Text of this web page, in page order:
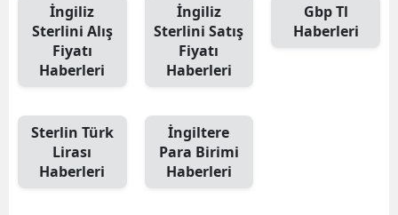
İngiliz
Sterlini Alış
Fiyatı
Haberleri
İngiliz
Sterlini Satış
Fiyatı
Haberleri
Gbp Tl
Haberleri
Sterlin Türk
Lirası
Haberleri
İngiltere
Para Birimi
Haberleri